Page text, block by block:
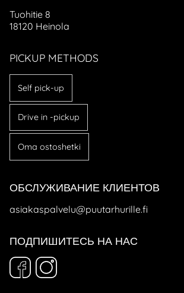
Tuohitie 8
18120 Heinola
PICKUP METHODS
Self pick-up
Drive in -pickup
Oma ostoshetki
ОБСЛУЖИВАНИЕ КЛИЕНТОВ
asiakaspalvelu@puutarhurille.fi
ПОДПИШИТЕСЬ НА НАС